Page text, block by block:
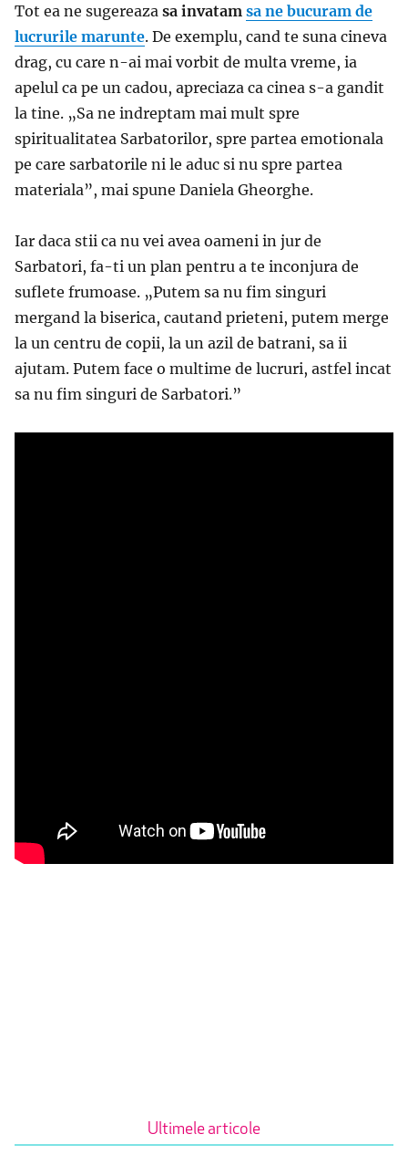
Tot ea ne sugereaza sa invatam sa ne bucuram de
lucrurile marunte. De exemplu, cand te suna cineva
drag, cu care n-ai mai vorbit de multa vreme, ia
apelul ca pe un cadou, apreciaza ca cinea s-a gandit
la tine. „Sa ne indreptam mai mult spre
spiritualitatea Sarbatorilor, spre partea emotionala
pe care sarbatorile ni le aduc si nu spre partea
materiala”, mai spune Daniela Gheorghe.
Iar daca stii ca nu vei avea oameni in jur de
Sarbatori, fa-ti un plan pentru a te inconjura de
suflete frumoase. „Putem sa nu fim singuri
mergand la biserica, cautand prieteni, putem merge
la un centru de copii, la un azil de batrani, sa ii
ajutam. Putem face o multime de lucruri, astfel incat
sa nu fim singuri de Sarbatori.”
Ultimele articole